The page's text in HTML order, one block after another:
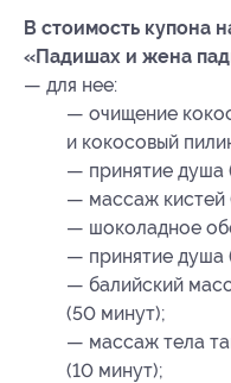
В стоимость купона
«Падишах и жена
— для нее:
— очищение
и кокосовый
— принятие душа
— массаж кистей
— шоколадное
— принятие душа
— балийский
(50 минут);
— массаж тела
(10 минут);